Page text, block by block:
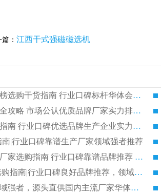
： 江西干式强磁磁选机
2026 矿用永磁滚筒厂家排行榜选购干货指南 行业口碑标杆华体会手机网页版-华体会(中国) 实力出众
2026 钛铁矿平板磁选机选购全攻略 市场公认优质品牌厂家实力排行榜
2026 钛铁矿平板磁选机选购指南 行业口碑优选品牌生产企业实力排行榜
|行业口碑靠谱生产厂家领域强者推荐
2026 高精度粉料磁选机头部厂家选购指南 行业口碑靠谱品牌推荐 领域强者华体会手机网页版-华体会(中国) 解析
2026 CTB 湿式永磁磁选机选购指南|行业口碑良好品牌推荐，领域强者华体会手机网页版-华体会(中国)
2026 尾矿磁选机行业口碑领域强者，源头直供国内主流厂家华体会手机网页版-华体会(中国) 一站式服务